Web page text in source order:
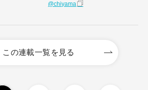
@chiyama
この連載一覧を見る